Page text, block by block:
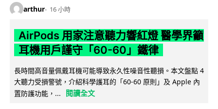
arthur 16 小時
AirPods 用家注意聽力響紅燈 醫學界籲
耳機用戶謹守「60-60」鐵律
長時間高音量佩戴耳機可能導致永久性噪音性聽損。本文盤點 4
大聽力受損警號，介紹科學護耳的「60-60 原則」及 Apple 內
置防護功能，...
閱讀全文